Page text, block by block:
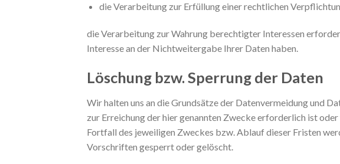
die Verarbeitung zur Erfüllung einer rechtlichen
die Verarbeitung zur Wahrung berechtigter Interessen
Interesse an der Nichtweitergabe Ihrer Daten haben.
Löschung bzw. Sperrung der Daten
Wir halten uns an die Grundsätze der Datenvermeidung und
zur Erreichung der hier genannten Zwecke erforderlich ist
Fortfall des jeweiligen Zweckes bzw. Ablauf dieser Fristen
Vorschriften gesperrt oder gelöscht.